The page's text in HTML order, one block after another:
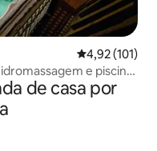
4,92 de uma
4,92 (101)
e piscina
de casa por